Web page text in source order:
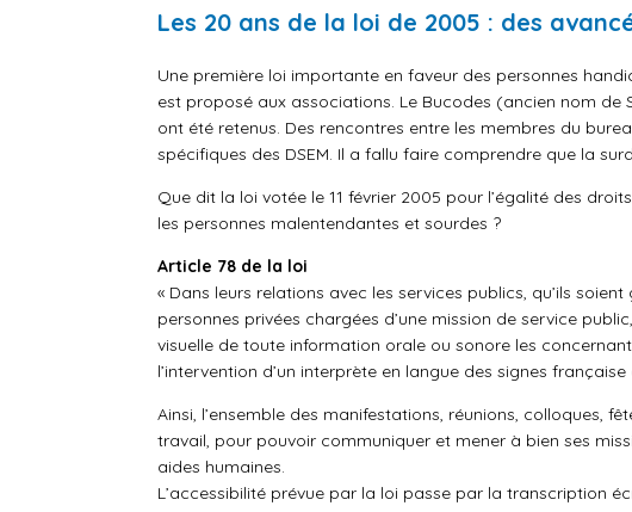
Les 20 ans de la loi de 2005 : des
Une première loi importante en faveur des personnes
est proposé aux associations. Le Bucodes (ancien nom
ont été retenus. Des rencontres entre les membres du
spécifiques des DSEM. Il a fallu faire comprendre que la
Que dit la loi votée le 11 février 2005 pour l’égalité des
les personnes malentendantes et sourdes ?
Article 78 de la loi
« Dans leurs relations avec les services publics, qu’ils
personnes privées chargées d’une mission de service
visuelle de toute information orale ou sonore les
l’intervention d’un interprète en langue des signes
Ainsi, l’ensemble des manifestations, réunions, colloques,
travail, pour pouvoir communiquer et mener à bien ses
aides humaines.
L’accessibilité prévue par la loi passe par la transcription